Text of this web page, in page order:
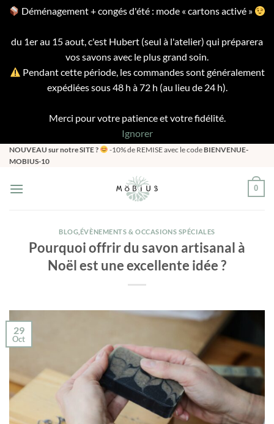
Déménagement + congés d'été : mode « cartons activé »
du 1er au 15 aout, c'est Hubert (seul à l'atelier) qui préparera
vos savons avec le plus grand soin.
Pendant cette période, les commandes sont généralement
expédiées sous 48 h à 72 h (au lieu de 24 h).
Merci pour votre patience et votre fidélité.
Ignorer
Passer
au
NOUVEAU sur notre SITE ? -10% de REMISE avec le code BIENVENUE-
MOBIUS-10
0
BLOG ÉVÈNEMENTS & OCCASIONS SPÉCIALES
Pourquoi offrir du savon artisanal à
Noël est une excellente idée ?
29
Oct